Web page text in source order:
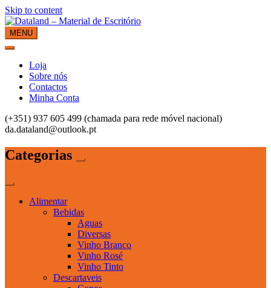
Skip to content
Dataland – Material de Escritório
Material de Escritório
MENU
Loja
Sobre nós
Contactos
Minha Conta
(+351) 937 605 499 (chamada para rede móvel nacional)
da.dataland@outlook.pt
Categorias
Alimentar
Bebidas
Aguas
Diversas
Vinho Branco
Vinho Rosé
Vinho Tinto
Descartaveis